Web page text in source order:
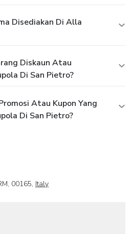
Disediakan Di Alla
Diskaun Atau
Di San Pietro?
Atau Kupon Yang
Di San Pietro?
00165, Italy